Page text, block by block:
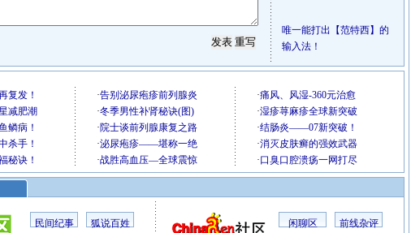
唯一能打出【范特西】的
输入法！
民间纪事 狐说百姓 闲聊区 前线杂评